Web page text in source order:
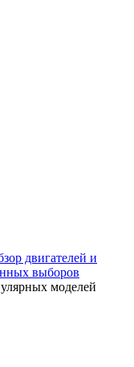
двигателей и
выборов
моделей